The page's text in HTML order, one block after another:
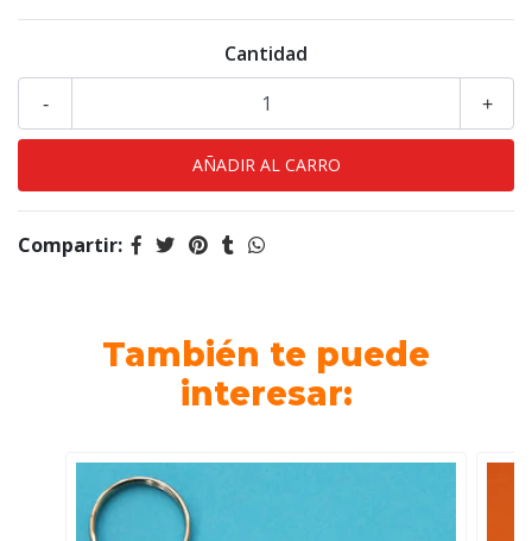
Cantidad
+
-
Compartir:
También te puede
interesar: